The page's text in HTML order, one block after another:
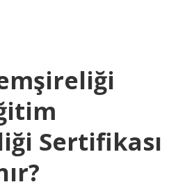
Sertifikası